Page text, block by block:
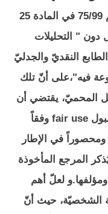
de citation ، حيث ان القانون رقم 75/99 في المادة 25
دون " التحليلات
النقديّ والجدليّ
فيه"،على أنّ تلك
المحميّ، يقتضي أن
تبقى ضمن إطار الإستعمال المقبول fair use وفقاً
ومحصوراً في الإطار
المرجع المأخوذة
لعلّ أهم
الشخصيّة، حيث أنّ